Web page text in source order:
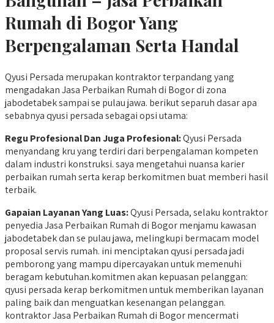
Rumah di Bogor Yang
Berpengalaman Serta Handal
Qyusi Persada merupakan kontraktor terpandang yang
mengadakan Jasa Perbaikan Rumah di Bogor di zona
jabodetabek sampai se pulau jawa. berikut separuh dasar apa
sebabnya qyusi persada sebagai opsi utama:
Regu Profesional Dan Juga Profesional:Qyusi Persada
menyandang kru yang terdiri dari berpengalaman kompeten
dalam industri konstruksi. saya mengetahui nuansa karier
perbaikan rumah serta kerap berkomitmen buat memberi hasil
terbaik.
Gapaian Layanan Yang Luas:Qyusi Persada, selaku kontraktor
penyedia Jasa Perbaikan Rumah di Bogor menjamu kawasan
jabodetabek dan se pulau jawa, melingkupi bermacam model
proposal servis rumah. ini menciptakan qyusi persada jadi
pemborong yang mampu dipercayakan untuk memenuhi
beragam kebutuhan.komitmen akan kepuasan pelanggan:
qyusi persada kerap berkomitmen untuk memberikan layanan
paling baik dan menguatkan kesenangan pelanggan.
kontraktor Jasa Perbaikan Rumah di Bogor mencermati